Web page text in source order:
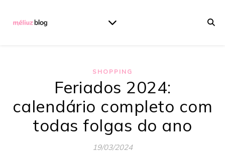
SHOPPING
Feriados 2024:
calendário completo com
todas folgas do ano
19/03/2024